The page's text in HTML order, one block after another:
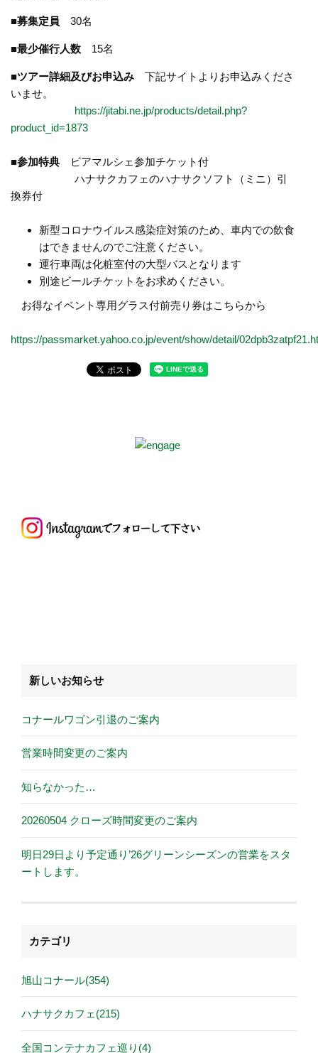
■募集定員 30名
■最少催行人数 15名
■ツアー詳細及びお申込み 下記サイトよりお申込みくださ
いませ。
https://jitabi.ne.jp/products/detail.php?
product_id=1873
■参加特典 ビアマルシェ参加チケット付
ハナサクカフェのハナサクソフト（ミニ）引
換券付
新型コロナウイルス感染症対策のため、車内での飲食
はできませんのでご注意ください。
運行車両は化粧室付の大型バスとなります
別途ビールチケットをお求めください。
お得なイベント専用グラス付前売り券はこちらから
https://passmarket.yahoo.co.jp/event/show/detail/
新しいお知らせ
コナールワゴン引退のご案内
営業時間変更のご案内
知らなかった…
20260504 クローズ時間変更のご案内
明日29日より予定通り’26グリーンシーズンの営業をスタ
ートします。
カテゴリ
旭山コナール(354)
ハナサクカフェ(215)
全国コンテナカフェ巡り(4)